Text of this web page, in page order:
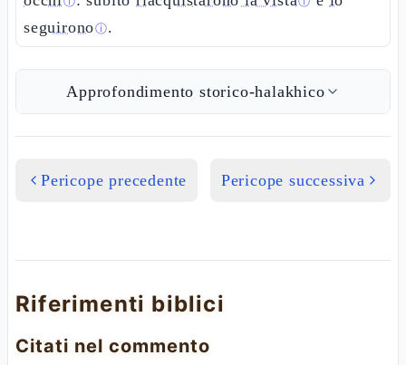
seguironoⓘ.
Approfondimento storico-halakhico
Pericope precedente Pericope successiva
Riferimenti biblici
Citati nel commento